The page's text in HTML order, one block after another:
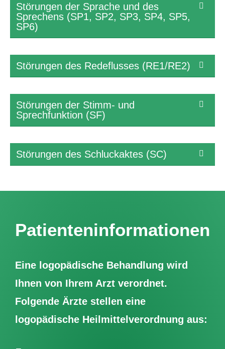
Störungen der Sprache und des
Sprechens (SP1, SP2, SP3, SP4, SP5,
SP6)
Störungen des Redeflusses (RE1/RE2)
Störungen der Stimm- und
Sprechfunktion (SF)
Störungen des Schluckaktes (SC)
Patienteninformationen
Eine logopädische Behandlung wird
Ihnen von Ihrem Arzt verordnet.
Folgende Ärzte stellen eine
logopädische Heilmittelverordnung aus: